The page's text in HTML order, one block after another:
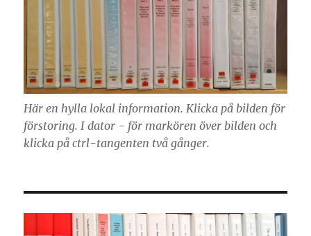
Här en hylla lokal information. Klicka på bilden för
förstoring. I dator - för markören över bilden och
klicka på ctrl-tangenten två gånger.